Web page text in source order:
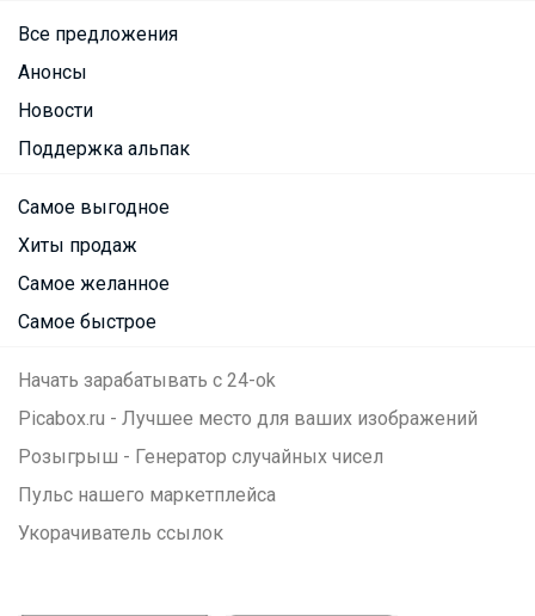
Все предложения
Анонсы
Новости
Поддержка альпак
Самое выгодное
Хиты продаж
Самое желанное
Самое быстрое
Начать зарабатывать с 24-ok
Picabox.ru - Лучшее место для ваших изображений
Розыгрыш - Генератор случайных чисел
Пульс нашего маркетплейса
Укорачиватель ссылок